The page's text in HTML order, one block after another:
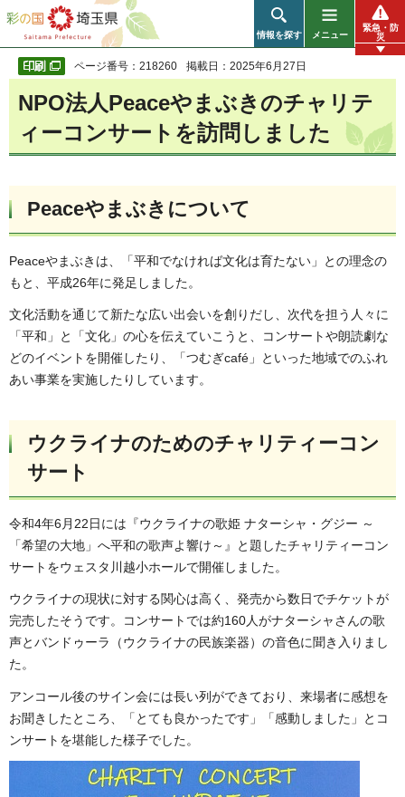
彩の国 埼玉県
情報を探す メニュー
緊急・防
災
ページ番号：218260 掲載日：2025年6月27日
NPO法人Peaceやまぶきのチャリテ
ィーコンサートを訪問しました
Peaceやまぶきについて
Peaceやまぶきは、「平和でなければ文化は育たない」との理念の
もと、平成26年に発足しました。
文化活動を通じて新たな広い出会いを創りだし、次代を担う人々に
「平和」と「文化」の心を伝えていこうと、コンサートや朗読劇な
どのイベントを開催したり、「つむぎcafé」といった地域でのふれ
あい事業を実施したりしています。
ウクライナのためのチャリティーコン
サート
令和4年6月22日には『ウクライナの歌姫 ナターシャ・グジー ～
「希望の大地」へ平和の歌声よ響け～』と題したチャリティーコン
サートをウェスタ川越小ホールで開催しました。
ウクライナの現状に対する関心は高く、発売から数日でチケットが
完売したそうです。コンサートでは約160人がナターシャさんの歌
声とバンドゥーラ（ウクライナの民族楽器）の音色に聞き入りまし
た。
アンコール後のサイン会には長い列ができており、来場者に感想を
お聞きしたところ、「とても良かったです」「感動しました」とコ
ンサートを堪能した様子でした。